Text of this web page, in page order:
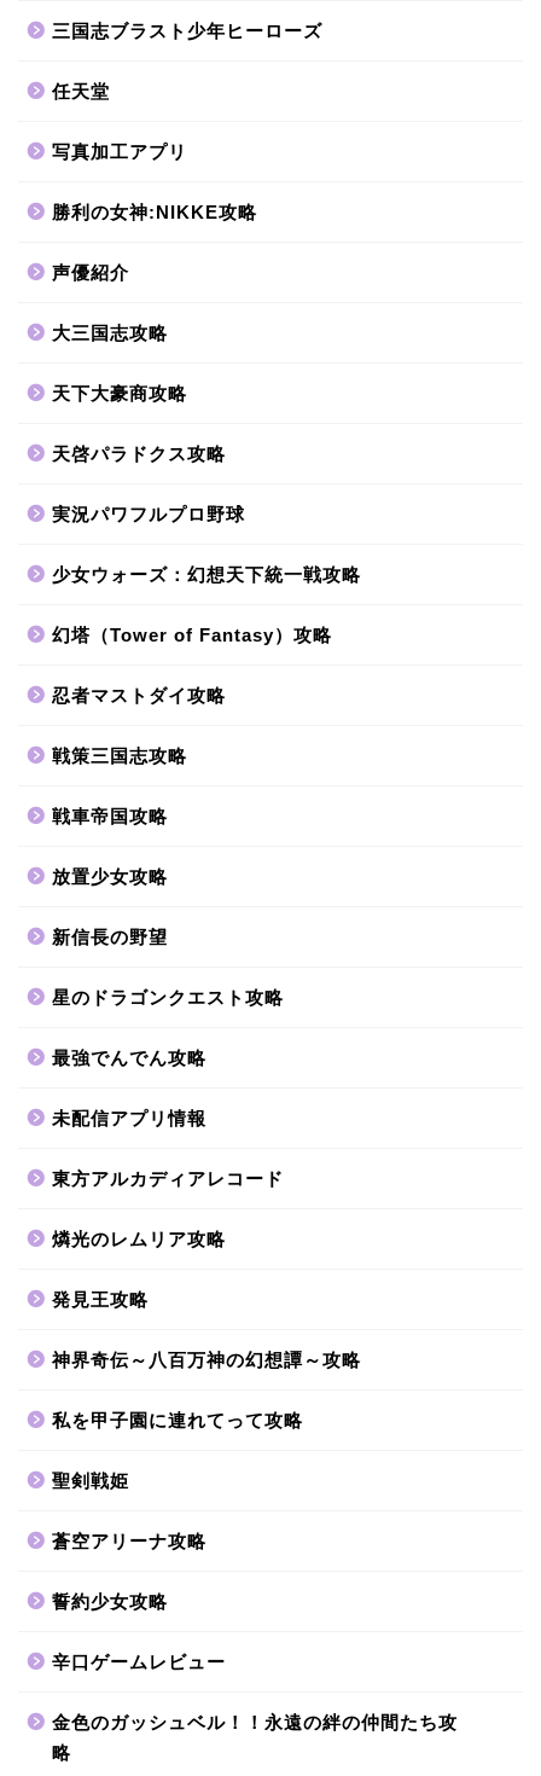
三国志ブラスト少年ヒーローズ
任天堂
写真加工アプリ
勝利の女神:NIKKE攻略
声優紹介
大三国志攻略
天下大豪商攻略
天啓パラドクス攻略
実況パワフルプロ野球
少女ウォーズ：幻想天下統一戦攻略
幻塔（Tower of Fantasy）攻略
忍者マストダイ攻略
戦策三国志攻略
戦車帝国攻略
放置少女攻略
新信長の野望
星のドラゴンクエスト攻略
最強でんでん攻略
未配信アプリ情報
東方アルカディアレコード
燐光のレムリア攻略
発見王攻略
神界奇伝～八百万神の幻想譚～攻略
私を甲子園に連れてって攻略
聖剣戦姫
蒼空アリーナ攻略
誓約少女攻略
辛口ゲームレビュー
金色のガッシュベル！！永遠の絆の仲間たち攻
略